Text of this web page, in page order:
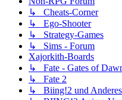
↳ Cheats-Corner
↳ Ego-Shooter
↳ Strategy-Games
↳ Sims - Forum
Xajorkith-Boards
↳ Fate - Gates of
↳ Fate 2
↳ Biing!2 und Anderes